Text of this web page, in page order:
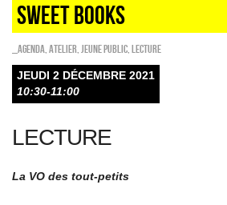
Sweet Books
_Agenda Atelier Jeune public Lecture
JEUDI 2 DÉCEMBRE 2021
10:30-11:00
LECTURE
La VO des tout-petits